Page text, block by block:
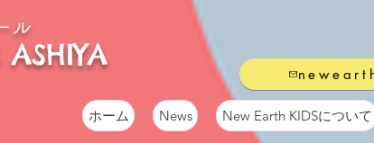
ル
ホーム News New Earth KIDSについて